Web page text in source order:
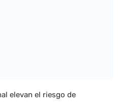
elevan el riesgo de